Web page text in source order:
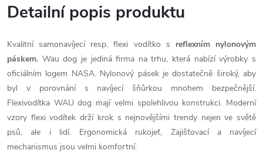
Detailní popis produktu
Kvalitní samonavíjecí resp. flexi vodítko s reflexním nylonovým
páskem. Wau dog je jediná firma na trhu, která nabízí výrobky s
oficiálním logem NASA. Nylonový pásek je dostatečně široký, aby
byl
v porovnání s navíjecí šňůrkou mnohem bezpečnější.
Flexivodítka WAU dog mají velmi spolehlivou konstrukci. Moderní
vzory flexi vodítek drží krok s nejnovějšími trendy nejen ve světě
psů, ale i lidí. Ergonomická rukojeť, Zajišťovací a
navíjecí
mechanismus jsou velmi komfortní.